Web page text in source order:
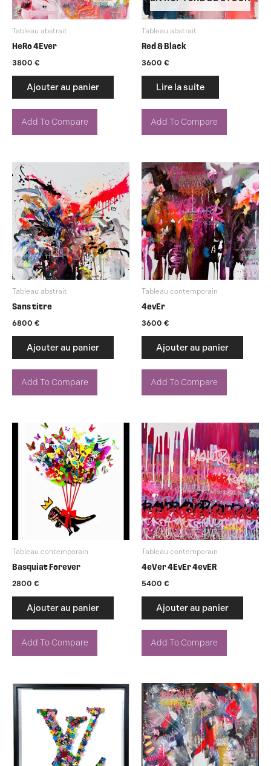
Tableau abstrait
HeRo 4Ever
3800 €
Ajouter au panier
Add To Compare
Tableau abstrait
Red & Black
3600 €
Lire la suite
Add To Compare
Tableau abstrait
Sans titre
6800 €
Ajouter au panier
Add To Compare
Tableau contemporain
4evEr
3600 €
Ajouter au panier
Add To Compare
Tableau contemporain
Basquiat Forever
2800 €
Ajouter au panier
Add To Compare
Tableau contemporain
4eVer 4EvEr 4evER
5400 €
Ajouter au panier
Add To Compare